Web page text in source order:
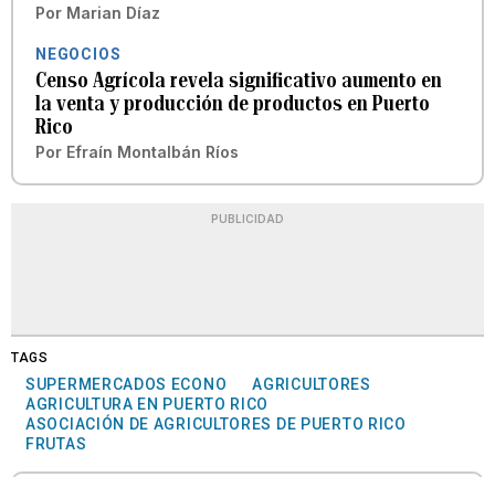
Por Marian Díaz
NEGOCIOS
Censo Agrícola revela significativo aumento en
la venta y producción de productos en Puerto
Rico
Por Efraín Montalbán Ríos
PUBLICIDAD
TAGS
SUPERMERCADOS ECONO
AGRICULTORES
AGRICULTURA EN PUERTO RICO
ASOCIACIÓN DE AGRICULTORES DE PUERTO RICO
FRUTAS